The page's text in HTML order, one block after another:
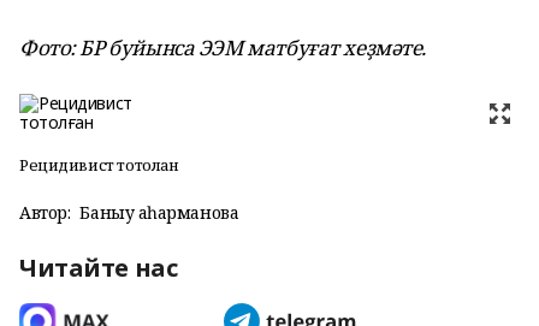
Фото: БР буйынса ЭЭМ матбуғат хеҙмәте.
Рецидивист тотолған
Автор: Баныу Ҡаһарманова
Читайте нас